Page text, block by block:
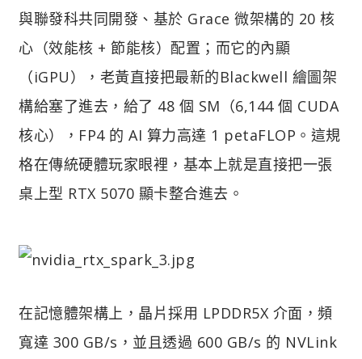
與聯發科共同開發、基於 Grace 微架構的 20 核
心（效能核 + 節能核）配置；而它的內顯
（iGPU），老黃直接把最新的Blackwell 繪圖架
構給塞了進去，給了 48 個 SM（6,144 個 CUDA
核心），FP4 的 AI 算力高達 1 petaFLOP。這規
格在傳統硬體玩家眼裡，基本上就是直接把一張
桌上型 RTX 5070 顯卡整合進去。
在記憶體架構上，晶片採用 LPDDR5X 介面，頻
寬達 300 GB/s，並且透過 600 GB/s 的 NVLink